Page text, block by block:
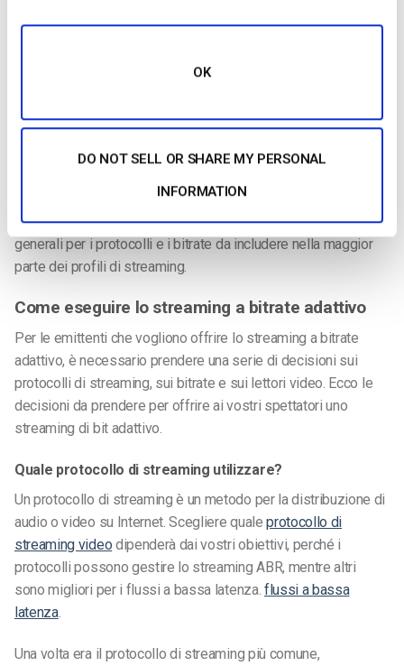
OK
DO NOT SELL OR SHARE MY PERSONAL
INFORMATION
considera anche i dispositivi dell’utente durante lacodifica.
dagli smartphone alle smart TV, per costruire una scala di
una
larghezza di banda ridotti.
adatti alle esigenze di ogni emittente. Per questo motivo,
nella prossima sezione, verranno illustrate le linee guida
generali per i protocolli e i bitrate da includere nella maggior
parte dei profili di streaming.
Come eseguire lo streaming a bitrate adattivo
Per le emittenti che vogliono offrire lo streaming a bitrate
adattivo, è necessario prendere una serie di decisioni sui
protocolli di streaming, sui bitrate e sui lettori video. Ecco le
decisioni da prendere per offrire ai vostri spettatori uno
streaming di bit adattivo.
Quale protocollo di streaming utilizzare?
Un protocollo di streaming è un metodo per la distribuzione di
audio o video su Internet. Scegliere qualeprotocollo di
streaming video dipenderà dai vostri obiettivi, perché i
protocolli possono gestire lo streaming ABR, mentre altri
sono migliori per i flussi a bassa latenza. flussi a bassa
latenza.
Una volta era il protocollo di streaming più comune,